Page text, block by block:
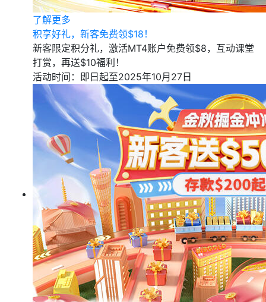
了解更多
积享好礼，新客免费领$18！
新客限定积分礼，激活MT4账户免费领$8，互动课堂
打赏，再送$10福利！
活动时间：即日起至2025年10月27日